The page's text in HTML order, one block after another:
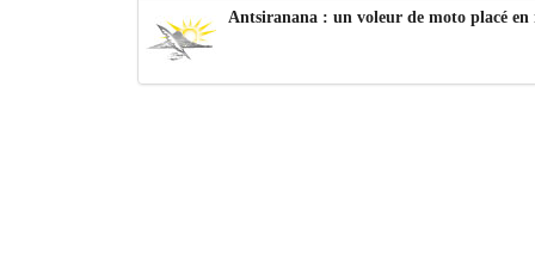
Antsiranana : un voleur de moto placé en